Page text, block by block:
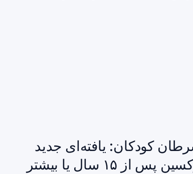
کودکان: یافته‌ای جدید
سال یا بیشتر